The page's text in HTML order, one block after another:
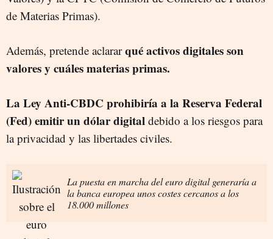
de Materias Primas).
Además, pretende aclararqué activos digitales son
valores y cuáles materias primas.
La Ley Anti-CBDC prohibiría a la Reserva Federal
(Fed) emitir un dólar digital debido a los riesgos para
la privacidad y las libertades civiles.
La puesta en marcha del euro digital generaría a
la banca europea unos costes cercanos a los
18.000 millones